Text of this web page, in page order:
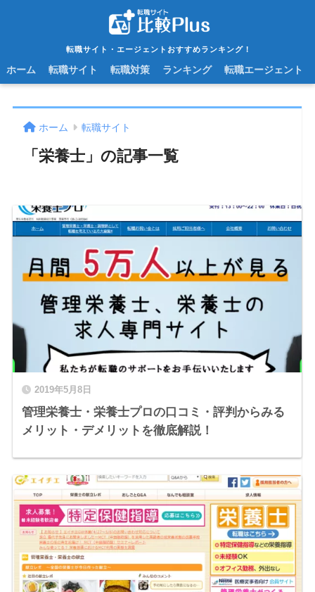
転職サイト・エージェントおすすめランキング！
ホーム 転職サイト 転職対策 ランキング 転職エージェント
ホーム 転職サイト
「栄養士」の記事一覧
2019年5月8日
管理栄養士・栄養士プロの口コミ・評判からみる
メリット・デメリットを徹底解説！